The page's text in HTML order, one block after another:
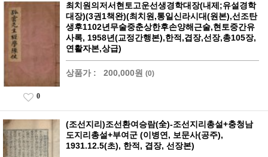
최치원의저서현토고운선생경학대장(내제;유설경학
대장)(3권1책완)(최치원,통일신라시대(원본),선조탄
생후1102년무술중춘상한후손양해근술,현토중간유
사록, 1958년(교정간행본),한적,겹장,선장,총105장,
연활자본,상급)
상품가 : 200,000원 (0)
0
(조선지리)조선환여승람(全)-조선지리총설+충청남
도지리총설+부여군 (이병연, 보문사(공주),
1931.12.5(초), 한적, 겹장, 선장본)